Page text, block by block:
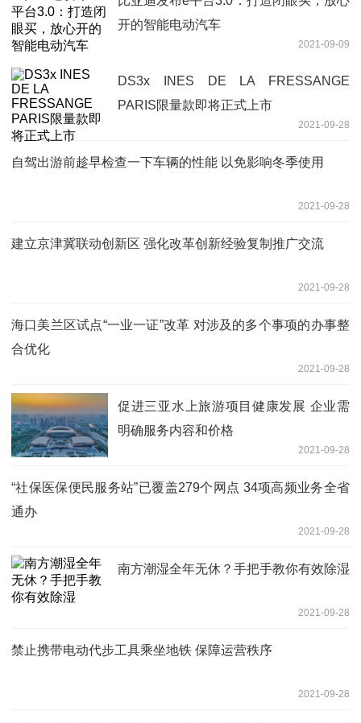
开的智能电动汽车
2021-09-09
DS3x INES DE LA FRESSANGE
PARIS限量款即将正式上市
2021-09-28
自驾出游前趁早检查一下车辆的性能 以免影响冬季使用
2021-09-28
建立京津冀联动创新区 强化改革创新经验复制推广交流
2021-09-28
海口美兰区试点“一业一证”改革 对涉及的多个事项的办事整
合优化
2021-09-28
促进三亚水上旅游项目健康发展 企业需
明确服务内容和价格
2021-09-28
“社保医保便民服务站”已覆盖279个网点 34项高频业务全省
通办
2021-09-28
南方潮湿全年无休？手把手教你有效除湿
2021-09-28
禁止携带电动代步工具乘坐地铁 保障运营秩序
2021-09-28